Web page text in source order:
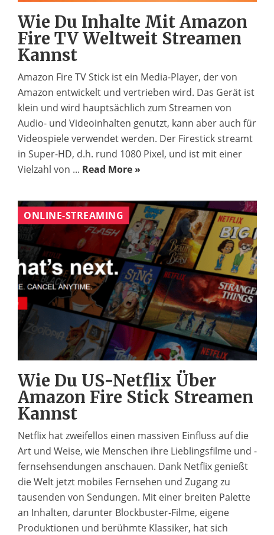
Wie Du Inhalte Mit Amazon
Fire TV Weltweit Streamen
Kannst
Amazon Fire TV Stick ist ein Media-Player, der von
Amazon entwickelt und vertrieben wird. Das Gerät ist
klein und wird hauptsächlich zum Streamen von
Audio- und Videoinhalten genutzt, kann aber auch für
Videospiele verwendet werden. Der Firestick streamt
in Super-HD, d.h. rund 1080 Pixel, und ist mit einer
Vielzahl von ... Read More »
ONLINE-STREAMING
Wie Du US-Netflix Über
Amazon Fire Stick Streamen
Kannst
Netflix hat zweifellos einen massiven Einfluss auf die
Art und Weise, wie Menschen ihre Lieblingsfilme und -
fernsehsendungen anschauen. Dank Netflix genießt
die Welt jetzt mobiles Fernsehen und Zugang zu
tausenden von Sendungen. Mit einer breiten Palette
an Inhalten, darunter Blockbuster-Filme, eigene
Produktionen und berühmte Klassiker, hat sich